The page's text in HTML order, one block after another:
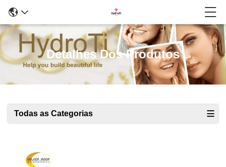
Detalhes Dos Produtos
Todas as Categorias